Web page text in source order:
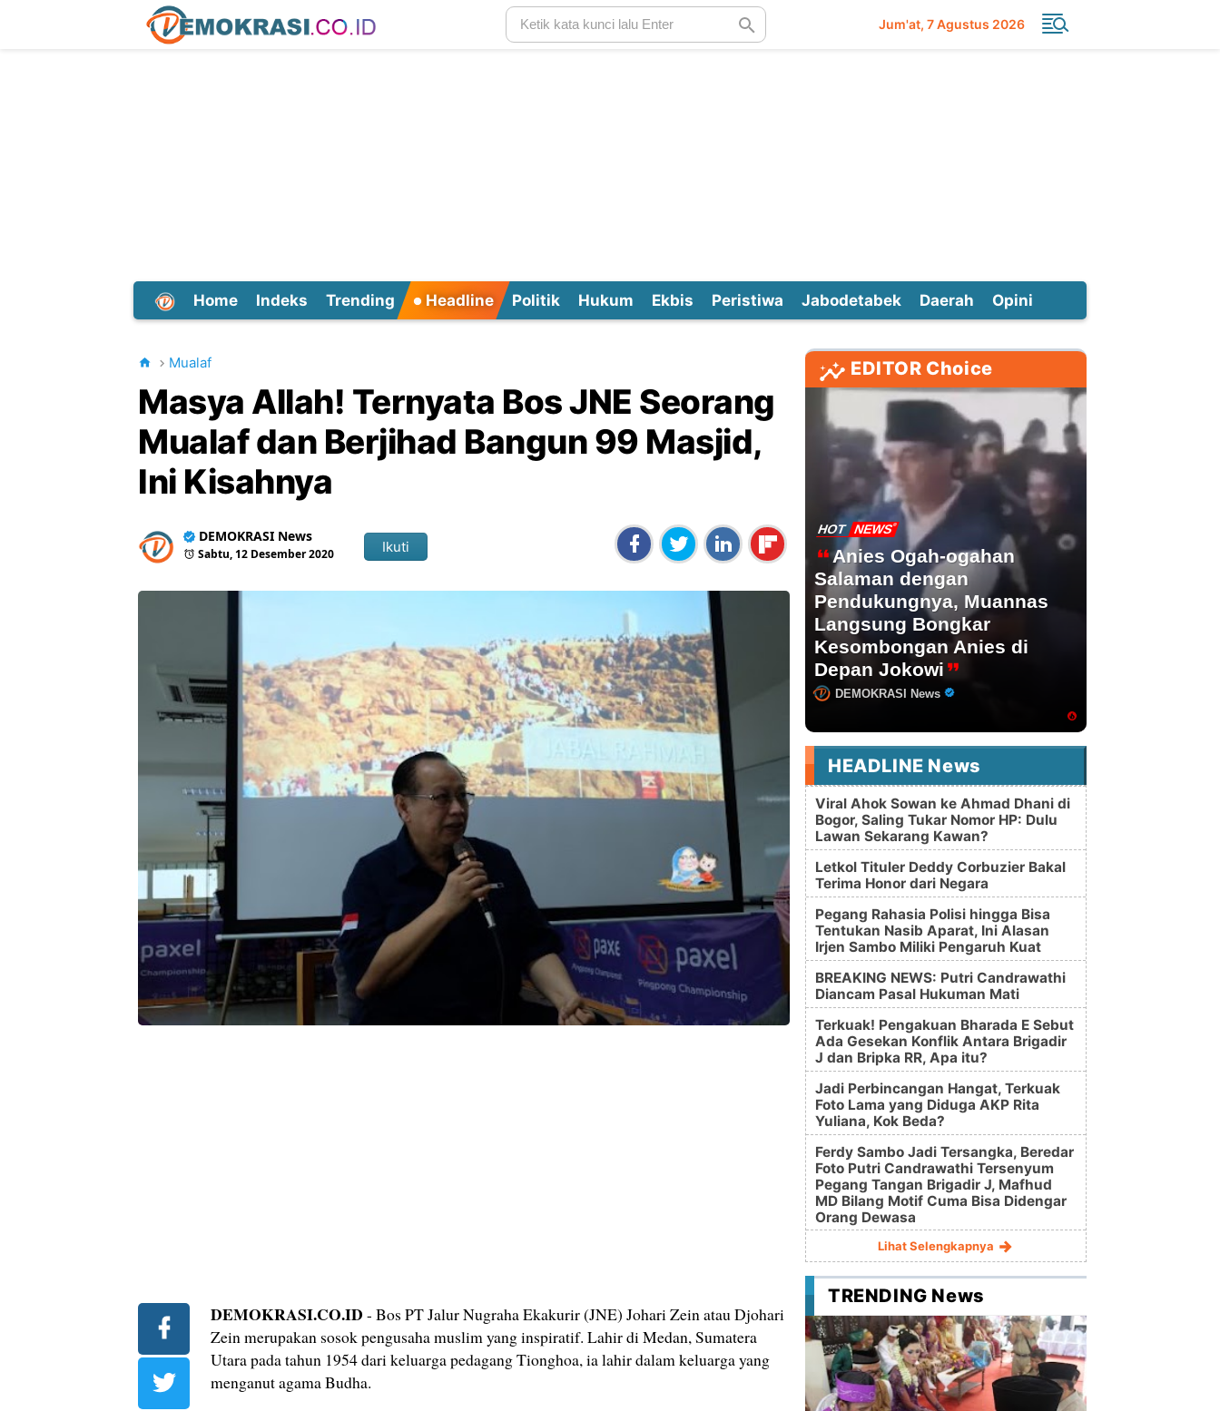
Jum'at 7 Agustus 2026
Home Indeks Trending Headline Politik Hukum Ekbis Peristiwa Jabodetabek Daerah Opini
Mualaf
Masya Allah! Ternyata Bos JNE Seorang
Mualaf dan Berjihad Bangun 99 Masjid,
Ini Kisahnya
DEMOKRASI News
Sabtu, 12 Desember 2020 Ikuti
DEMOKRASI.CO.ID - Bos PT Jalur Nugraha Ekakurir (JNE) Johari Zein atau Djohari
Zein merupakan sosok pengusaha muslim yang inspiratif. Lahir di Medan, Sumatera
Utara pada tahun 1954 dari keluarga pedagang Tionghoa, ia lahir dalam keluarga yang
menganut agama Budha.
EDITOR Choice
HOT NEWS
Anies Ogah-ogahan
Salaman dengan
Pendukungnya, Muannas
Langsung Bongkar
Kesombongan Anies di
Depan Jokowi
DEMOKRASI News
HEADLINE News
Viral Ahok Sowan ke Ahmad Dhani di
Bogor, Saling Tukar Nomor HP: Dulu
Lawan Sekarang Kawan?
Letkol Tituler Deddy Corbuzier Bakal
Terima Honor dari Negara
Pegang Rahasia Polisi hingga Bisa
Tentukan Nasib Aparat, Ini Alasan
Irjen Sambo Miliki Pengaruh Kuat
BREAKING NEWS: Putri Candrawathi
Diancam Pasal Hukuman Mati
Terkuak! Pengakuan Bharada E Sebut
Ada Gesekan Konflik Antara Brigadir
J dan Bripka RR, Apa itu?
Jadi Perbincangan Hangat, Terkuak
Foto Lama yang Diduga AKP Rita
Yuliana, Kok Beda?
Ferdy Sambo Jadi Tersangka, Beredar
Foto Putri Candrawathi Tersenyum
Pegang Tangan Brigadir J, Mafhud
MD Bilang Motif Cuma Bisa Didengar
Orang Dewasa
Lihat Selengkapnya
TRENDING News